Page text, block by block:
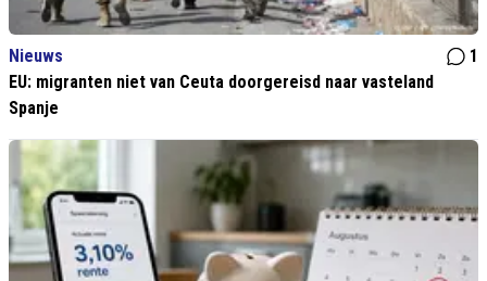
Nieuws
1
EU: migranten niet van Ceuta doorgereisd naar vasteland
Spanje